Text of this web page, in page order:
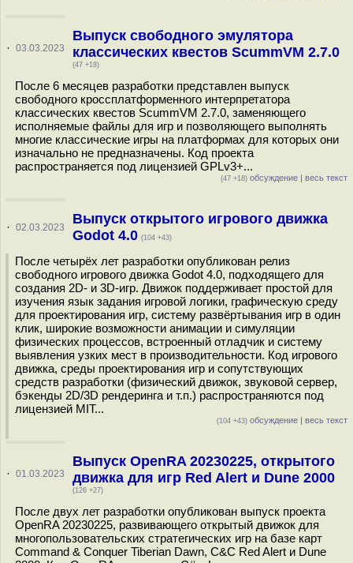
· 03.03.2023
Выпуск свободного эмулятора
классических квестов ScummVM 2.7.0
(47 +18)
После 6 месяцев разработки представлен выпуск
свободного кроссплатформенного интерпретатора
классических квестов ScummVM 2.7.0, заменяющего
исполняемые файлы для игр и позволяющего выполнять
многие классические игры на платформах для которых они
изначально не предназначены. Код проекта
распространяется под лицензией GPLv3+...
(47 +18) обсуждение | весь текст
· 02.03.2023
Выпуск открытого игрового движка
Godot 4.0 (104 +43)
После четырёх лет разработки опубликован релиз
свободного игрового движка Godot 4.0, подходящего для
создания 2D- и 3D-игр. Движок поддерживает простой для
изучения язык задания игровой логики, графическую среду
для проектирования игр, систему развёртывания игр в один
клик, широкие возможности анимации и симуляции
физических процессов, встроенный отладчик и систему
выявления узких мест в производительности. Код игрового
движка, среды проектирования игр и сопутствующих
средств разработки (физический движок, звуковой сервер,
бэкенды 2D/3D рендеринга и т.п.) распространяются под
лицензией MIT...
(104 +43) обсуждение | весь текст
· 01.03.2023
Выпуск OpenRA 20230225, открытого
движка для игр Red Alert и Dune 2000
(126 +27)
После двух лет разработки опубликован выпуск проекта
OpenRA 20230225, развивающего открытый движок для
многопользовательских стратегических игр на базе карт
Command & Conquer Tiberian Dawn, C&C Red Alert и Dune